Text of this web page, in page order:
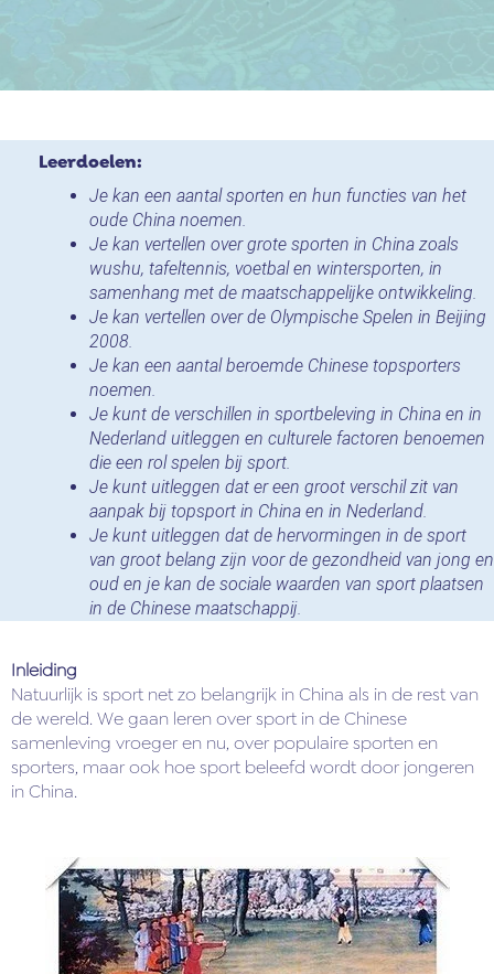
Leerdoelen:
Je kan een aantal sporten en hun functies van het
oude China noemen.
Je kan vertellen over grote sporten in China zoals
wushu, tafeltennis, voetbal en wintersporten, in
samenhang met de maatschappelijke ontwikkeling.
Je kan vertellen over de Olympische Spelen in Beijing
2008.
Je kan een aantal beroemde Chinese topsporters
noemen.
Je kunt de verschillen in sportbeleving in China en in
Nederland uitleggen en culturele factoren benoemen
die een rol spelen bij sport.
Je kunt uitleggen dat er een groot verschil zit van
aanpak bij topsport in China en in Nederland.
Je kunt uitleggen dat de hervormingen in de sport
van groot belang zijn voor de gezondheid van jong en
oud en je kan de sociale waarden van sport plaatsen
in de Chinese maatschappij.
Inleiding
Natuurlijk is sport net zo belangrijk in China als in de rest van
de wereld. We gaan leren over sport in de Chinese
samenleving vroeger en nu, over populaire sporten en
sporters, maar ook hoe sport beleefd wordt door jongeren
in China.